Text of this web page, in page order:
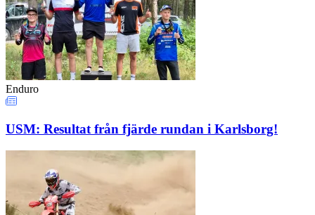
Enduro
USM: Resultat från fjärde rundan i Karlsborg!